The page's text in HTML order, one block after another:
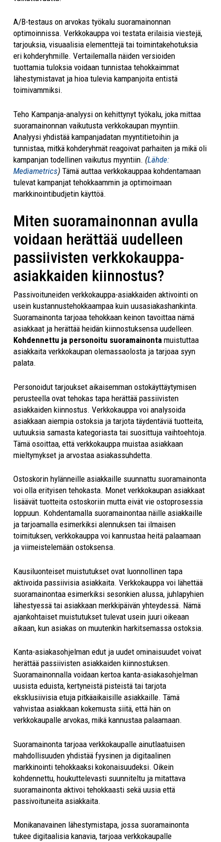
A/B-testaus on arvokas työkalu suoramainonnan
optimoinnissa. Verkkokauppa voi testata erilaisia viestejä,
tarjouksia, visuaalisia elementtejä tai toimintakehotuksia
eri kohderyhmille. Vertailemalla näiden versioiden
tuottamia tuloksia voidaan tunnistaa tehokkaimmat
lähestymistavat ja hioa tulevia kampanjoita entistä
toimivammiksi.
Teho Kampanja-analyysi on kehittynyt työkalu, joka mittaa
suoramainonnan vaikutusta verkkokaupan myyntiin.
Analyysi yhdistää kampanjadatan myyntitietoihin ja
tunnistaa, mitkä kohderyhmät reagoivat parhaiten ja mikä oli
kampanjan todellinen vaikutus myyntiin. (Lähde:
Mediametrics)Tämä auttaa verkkokauppaa kohdentamaan
tulevat kampanjat tehokkaammin ja optimoimaan
markkinointibudjetin käyttöä.
Miten suoramainonnan avulla
voidaan herättää uudelleen
passiivisten verkkokauppa-
asiakkaiden kiinnostus?
Passivoituneiden verkkokauppa-asiakkaiden aktivointi on
usein kustannustehokkaampaa kuin uusasiakashankinta.
Suoramainonta tarjoaa tehokkaan keinon tavoittaa nämä
asiakkaat ja herättää heidän kiinnostuksensa uudelleen.
Kohdennettu ja personoitu suoramainontamuistuttaa
asiakkaita verkkokaupan olemassaolosta ja tarjoaa syyn
palata.
Personoidut tarjoukset aikaisemman ostokäyttäytymisen
perusteella ovat tehokas tapa herättää passiivisten
asiakkaiden kiinnostus. Verkkokauppa voi analysoida
asiakkaan aiempia ostoksia ja tarjota täydentäviä tuotteita,
uutuuksia samasta kategoriasta tai suosittuja vaihtoehtoja.
Tämä osoittaa, että verkkokauppa muistaa asiakkaan
mieltymykset ja arvostaa asiakassuhdetta.
Ostoskorin hylänneille asiakkaille suunnattu suoramainonta
voi olla erityisen tehokasta. Monet verkkokaupan asiakkaat
lisäävät tuotteita ostoskoriin mutta eivät vie ostoprosessia
loppuun. Kohdentamalla suoramainontaa näille asiakkaille
ja tarjoamalla esimerkiksi alennuksen tai ilmaisen
toimituksen, verkkokauppa voi kannustaa heitä palaamaan
ja viimeistelemään ostoksensa.
Kausiluonteiset muistutukset ovat luonnollinen tapa
aktivoida passiivisia asiakkaita. Verkkokauppa voi lähettää
suoramainontaa esimerkiksi sesonkien alussa, juhlapyhien
lähestyessä tai asiakkaan merkkipäivän yhteydessä. Nämä
ajankohtaiset muistutukset tulevat usein juuri oikeaan
aikaan, kun asiakas on muutenkin harkitsemassa ostoksia.
Kanta-asiakasohjelman edut ja uudet ominaisuudet voivat
herättää passiivisten asiakkaiden kiinnostuksen.
Suoramainonnalla voidaan kertoa kanta-asiakasohjelman
uusista eduista, kertyneistä pisteistä tai tarjota
eksklusiivisia etuja pitkäaikaisille asiakkaille. Tämä
vahvistaa asiakkaan kokemusta siitä, että hän on
verkkokaupalle arvokas, mikä kannustaa palaamaan.
Suoramainonta tarjoaa verkkokaupalle ainutlaatuisen
mahdollisuuden yhdistää fyysinen ja digitaalinen
markkinointi tehokkaaksi kokonaisuudeksi. Oikein
kohdennettu, houkuttelevasti suunniteltu ja mitattava
suoramainonta aktivoi tehokkaasti sekä uusia että
passivoituneita asiakkaita.
Monikanavainen lähestymistapa, jossa suoramainonta
tukee digitaalisia kanavia, tarjoaa verkkokaupalle